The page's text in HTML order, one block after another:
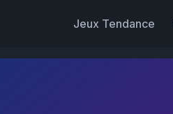
Jeux Tendance